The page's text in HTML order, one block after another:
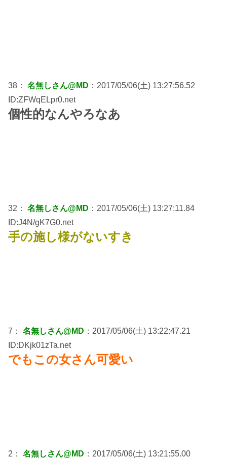
38： 名無しさん@MD ：2017/05/06(土) 13:27:56.52
ID:ZFWqELpr0.net
個性的なんやろなあ
32： 名無しさん@MD ：2017/05/06(土) 13:27:11.84
ID:J4N/gK7G0.net
手の施し様がないすき
7： 名無しさん@MD ：2017/05/06(土) 13:22:47.21
ID:DKjk01zTa.net
でもこの女さん可愛い
2： 名無しさん@MD ：2017/05/06(土) 13:21:55.00